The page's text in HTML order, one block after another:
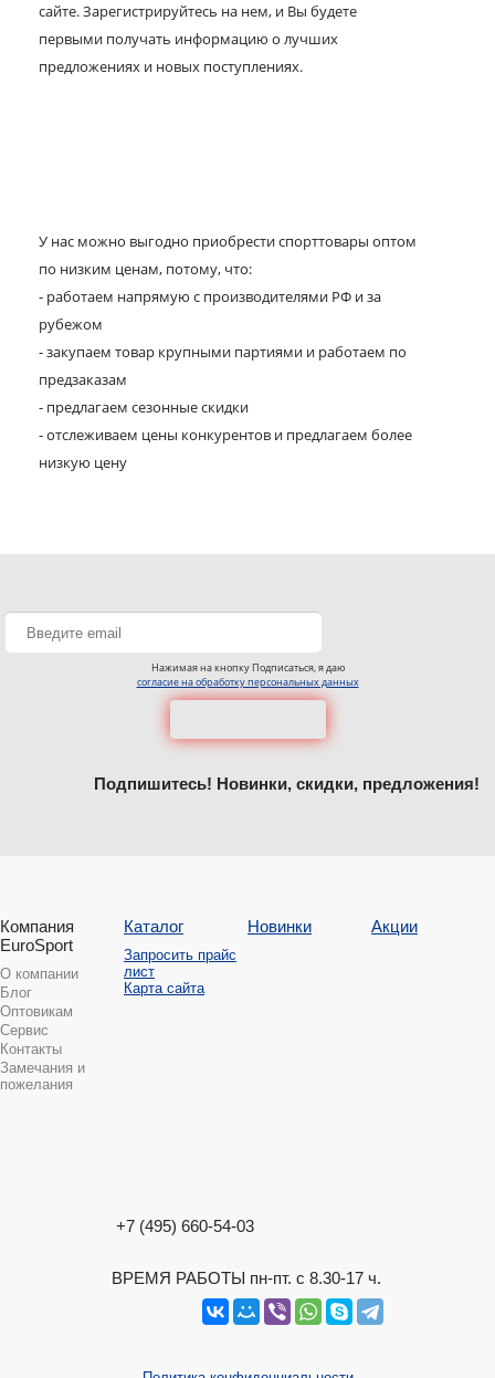
сайте. Зарегистрируйтесь на нем, и Вы будете
первыми получать информацию о лучших
предложениях и новых поступлениях.
У нас можно выгодно приобрести спорттовары оптом
по низким ценам, потому, что:
- работаем напрямую с производителями РФ и за
рубежом
- закупаем товар крупными партиями и работаем по
предзаказам
- предлагаем сезонные скидки
- отслеживаем цены конкурентов и предлагаем более
низкую цену
Нажимая на кнопку Подписаться, я даю
согласие на обработку персональных данных
Подпишитесь! Новинки, скидки, предложения!
Компания
EuroSport
О компании
Блог
Оптовикам
Сервис
Контакты
Замечания и
пожелания
Каталог
Запросить прайс
лист
Карта сайта
Новинки Акции
+7 (495) 660-54-03
ВРЕМЯ РАБОТЫ пн-пт. с 8.30-17 ч.